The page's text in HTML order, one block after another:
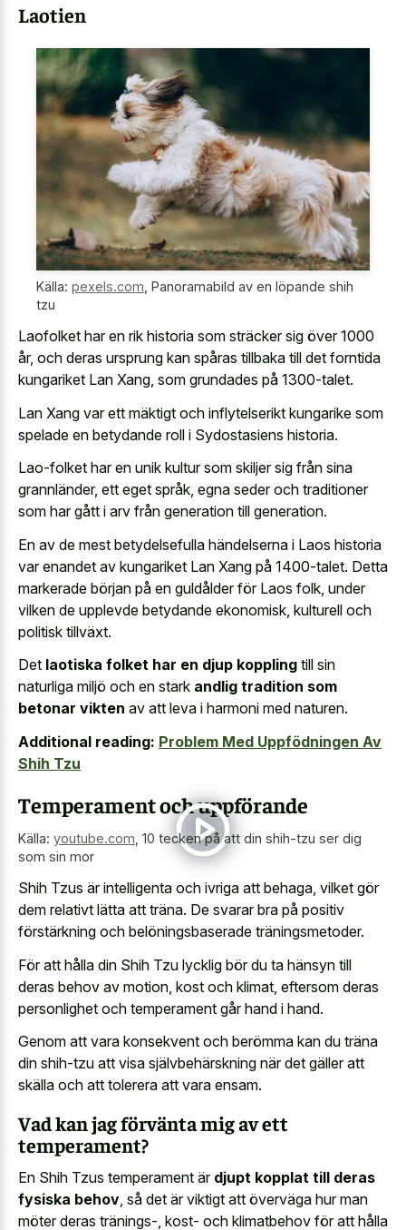
Laotien
Källa: pexels.com Panoramabild av en löpande shih
tzu
Laofolket har en rik historia som sträcker sig över 1000
år, och deras ursprung kan spåras tillbaka till det forntida
kungariket Lan Xang, som grundades på 1300-talet.
Lan Xang var ett mäktigt och inflytelserikt kungarike som
spelade en betydande roll i Sydostasiens historia.
Lao-folket har en unik kultur som skiljer sig från sina
grannländer, ett eget språk, egna seder och traditioner
som har gått i arv från generation till generation.
En av de mest betydelsefulla händelserna i Laos historia
var enandet av kungariket Lan Xang på 1400-talet. Detta
markerade början på en guldålder för Laos folk, under
vilken de upplevde betydande ekonomisk, kulturell och
politisk tillväxt.
Det laotiska folket har en djup koppling till sin
naturliga miljö och en stark andlig tradition som
betonar vikten av att leva i harmoni med naturen.
Additional reading: Problem Med Uppfödningen Av
Shih Tzu
Temperament och uppförande
Källa: youtube.com 10 tecken på att din shih-tzu ser dig
som sin mor
Shih Tzus är intelligenta och ivriga att behaga, vilket gör
dem relativt lätta att träna. De svarar bra på positiv
förstärkning och belöningsbaserade träningsmetoder.
För att hålla din Shih Tzu lycklig bör du ta hänsyn till
deras behov av motion, kost och klimat, eftersom deras
personlighet och temperament går hand i hand.
Genom att vara konsekvent och berömma kan du träna
din shih-tzu att visa självbehärskning när det gäller att
skälla och att tolerera att vara ensam.
Vad kan jag förvänta mig av ett
temperament?
En Shih Tzus temperament är djupt kopplat till deras
fysiska behov, så det är viktigt att överväga hur man
möter deras tränings-, kost- och klimatbehov för att hålla